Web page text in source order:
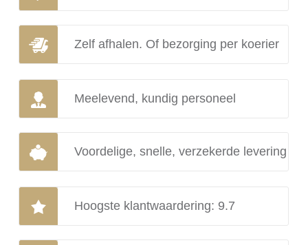
Zelf afhalen. Of bezorging per koerier
Meelevend, kundig personeel
Voordelige, snelle, verzekerde levering
Hoogste klantwaardering: 9.7